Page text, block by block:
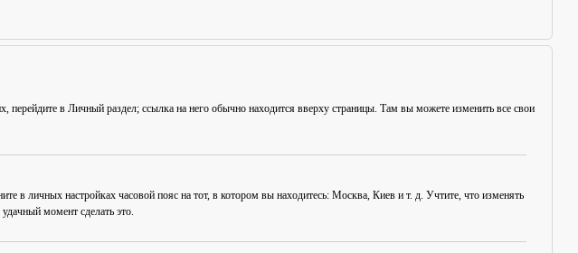
перейдите в Личный раздел; ссылка на него обычно находится вверху страницы. Там вы можете изменить все свои
в личных настройках часовой пояс на тот, в котором вы находитесь: Москва, Киев и т. д. Учтите, что изменять
момент сделать это.